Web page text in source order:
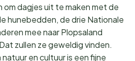
dagjes uit te maken met de
hunebedden, de drie Nationale
mee naar Plopsaland
zullen ze geweldig vinden.
en cultuur is een fijne